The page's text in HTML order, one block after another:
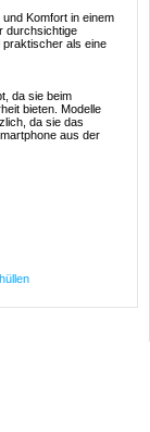
Komfort in einem
durchsichtige
praktischer als eine
da sie beim
bieten. Modelle
da sie das
aus der